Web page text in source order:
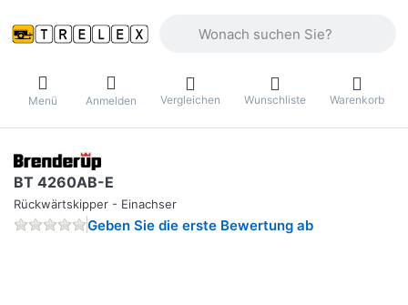
Menü Anmelden Vergleichen Wunschliste Warenkorb
BT 4260AB-E
Rückwärtskipper - Einachser
Geben Sie die erste Bewertung ab